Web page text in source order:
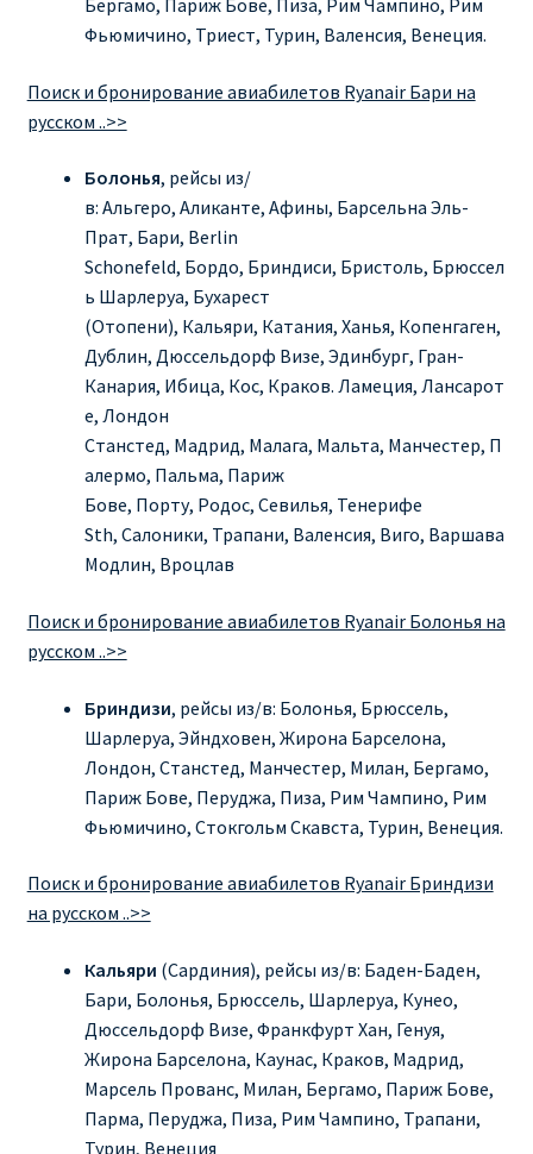
RYANAIR.COM НА РУССКОМ – кнфтфшкюсщь
Авиабилеты Ryanair на Тенерифе от €15
АВИАБИЛЕТЫ RYANAIR ОТ € 12
АВИАБИЛЕТЫ ВИЛЬНЮС БАРСЕЛОНА
АВИАБИЛЕТЫ ХЕЛЬСИНКИ МИЛАН
Акции RYANAIR из Варшавы
Акции RYANAIR из Вильнюса
Акции RYANAIR из Каунаса
Барселона
БРОНИРОВАНИЕ
БИЛЕТЫ RYANAIR НА ЗАВТРА КУПИТЬ ОНЛАЙН
ДЕШЕВЫЕ АВИАБИЛЕТЫ В БАРСЕЛОНУ
ДЕШЕВЫЕ АВИАБИЛЕТЫ В БЕРЛИН
ДЕШЕВЫЕ АВИАБИЛЕТЫ В БУХАРЕСТ
ДЕШЕВЫЕ АВИАБИЛЕТЫ В ВАРШАВУ
ДЕШЕВЫЕ АВИАБИЛЕТЫ В ВЕНУ
ДЕШЕВЫЕ АВИАБИЛЕТЫ В ЛОНДОН
Бергамо, Париж Бове, Пиза, Рим Чампино, Рим
Фьюмичино, Триест, Турин, Валенсия, Венеция.
Поиск и бронирование авиабилетов Ryanair Бари на
русском ..>>
Болонья, рейсы из/
в: Альгеро, Аликанте, Афины, Барсельна Эль-
Прат, Бари, Berlin
Schonefeld, Бордо, Бриндиси, Бристоль, Брюссел
ь Шарлеруа, Бухарест
(Отопени), Кальяри, Катания, Ханья, Копенгаген,
Дублин, Дюссельдорф Визе, Эдинбург, Гран-
Канария, Ибица, Кос, Краков. Ламеция, Лансарот
е, Лондон
Станстед, Мадрид, Малага, Мальта, Манчестер, П
алермо, Пальма, Париж
Бове, Порту, Родос, Севилья, Тенерифе
Sth, Салоники, Трапани, Валенсия, Виго, Варшава
Модлин, Вроцлав
Поиск и бронирование авиабилетов Ryanair Болонья на
русском ..>>
Бриндизи, рейсы из/в: Болонья, Брюссель,
Шарлеруа, Эйндховен, Жирона Барселона,
Лондон, Станстед, Манчестер, Милан, Бергамо,
Париж Бове, Перуджа, Пиза, Рим Чампино, Рим
Фьюмичино, Стокгольм Скавста, Турин, Венеция.
Поиск и бронирование авиабилетов Ryanair Бриндизи
на русском ..>>
Кальяри (Сардиния), рейсы из/в: Баден-Баден,
Бари, Болонья, Брюссель, Шарлеруа, Кунео,
Дюссельдорф Визе, Франкфурт Хан, Генуя,
Жирона Барселона, Каунас, Краков, Мадрид,
Марсель Прованс, Милан, Бергамо, Париж Бове,
Парма, Перуджа, Пиза, Рим Чампино, Трапани,
Турин, Венеция